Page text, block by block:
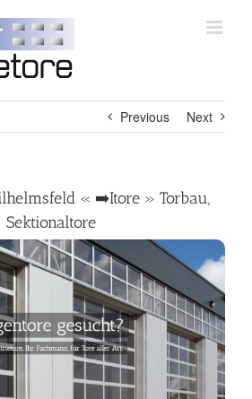
Previous Next
« ➡️Itore » Torbau,
Sektionaltore